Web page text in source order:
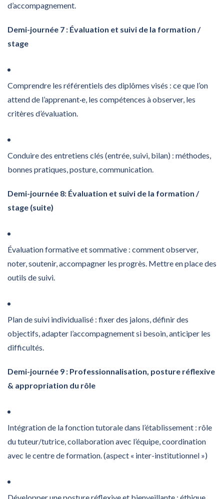
d’accompagnement.
Demi-journée 7 : Évaluation et suivi de la formation /
stage
Comprendre les référentiels des diplômes visés : ce que l’on
attend de l’apprenant·e, les compétences à observer, les
critères d’évaluation.
Conduire des entretiens clés (entrée, suivi, bilan) : méthodes,
bonnes pratiques, posture, communication.
Demi-journée 8: Évaluation et suivi de la formation /
stage (suite)
Évaluation formative et sommative : comment observer,
noter, soutenir, accompagner les progrès. Mettre en place des
outils de suivi.
Plan de suivi individualisé : fixer des jalons, définir des
objectifs, adapter l’accompagnement si besoin, anticiper les
difficultés.
Demi-journée 9 : Professionnalisation, posture réflexive
& appropriation du rôle
Intégration de la fonction tutorale dans l’établissement : rôle
du tuteur/tutrice, collaboration avec l’équipe, coordination
avec le centre de formation. (aspect « inter-institutionnel »)